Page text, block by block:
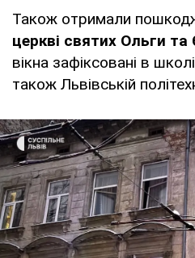
Також отримали
церкві святих Ольги та
вікна зафіксовані в
також Львівській